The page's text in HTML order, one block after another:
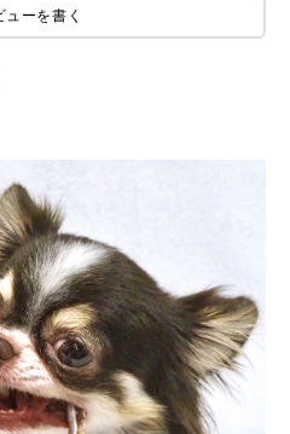
ューを書く